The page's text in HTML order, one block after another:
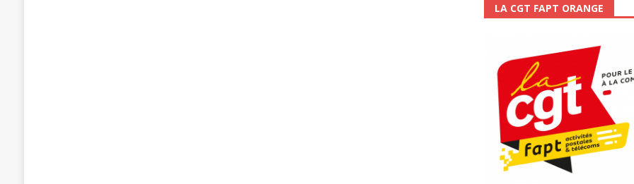
LA CGT FAPT ORANGE